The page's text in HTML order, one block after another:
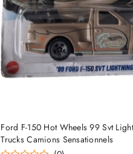
Ford F-150 Hot Wheels 99 Svt
Trucks Camions Sensationnels
DO KOSZYKA